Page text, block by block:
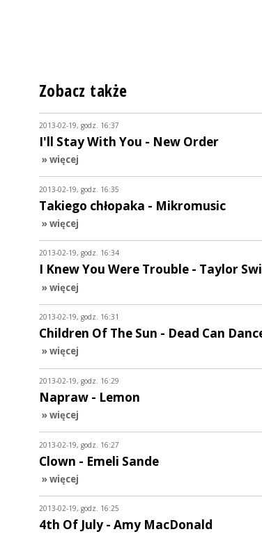
Zobacz także
2013-02-19, godz. 16:37
I'll Stay With You - New Order
» więcej
2013-02-19, godz. 16:35
Takiego chłopaka - Mikromusic
» więcej
2013-02-19, godz. 16:34
I Knew You Were Trouble - Taylor
» więcej
2013-02-19, godz. 16:31
Children Of The Sun - Dead Can
» więcej
2013-02-19, godz. 16:29
Napraw - Lemon
» więcej
2013-02-19, godz. 16:27
Clown - Emeli Sande
» więcej
2013-02-19, godz. 16:25
4th Of July - Amy MacDonald